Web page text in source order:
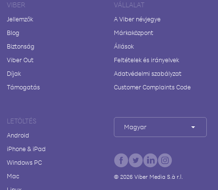
VIBER
Jellemzők
Blog
Biztonság
Viber Out
Díjak
Támogatás
VÁLLALAT
A Viber névjegye
Márkaközpont
Állások
Feltételek és irányelvek
Adatvédelmi szabályzat
Customer Complaints Code
LETÖLTÉS
Android
iPhone & iPad
Windows PC
Mac
Magyar
© 2026Viber Media S.à r.l.